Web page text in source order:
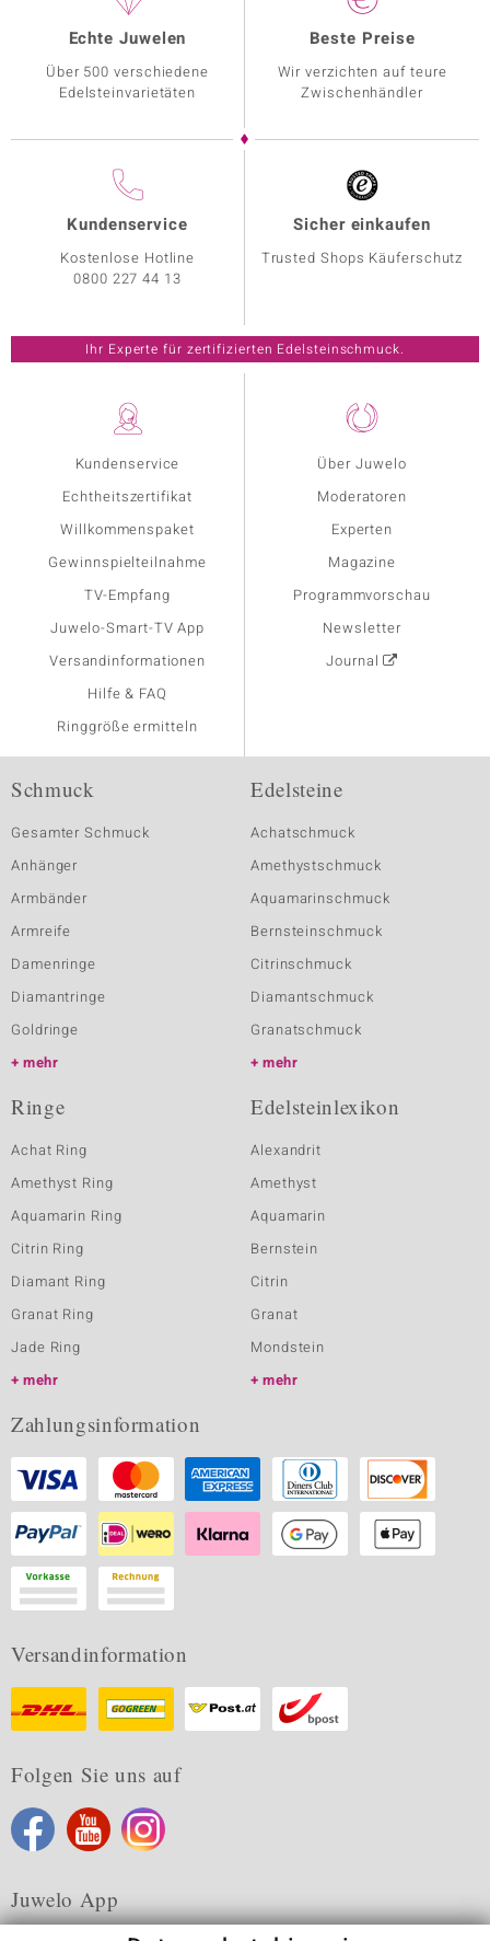
Kundenservice
Echtheitszertifikat
Willkommenspaket
Gewinnspielteilnahme
TV-Empfang
Juwelo-Smart-TV App
Versandinformationen
Hilfe & FAQ
Ringgröße ermitteln
Über Juwelo
Moderatoren
Experten
Magazine
Programmvorschau
Newsletter
Journal
Echte Juwelen
Über 500 verschiedene
Edelsteinvarietäten
Beste Preise
Wir verzichten auf teure
Zwischenhändler
Kundenservice
Kostenlose Hotline
0800 227 44 13
Sicher einkaufen
Trusted Shops Käuferschutz
Ihr Experte für zertifizierten Edelsteinschmuck.
Schmuck
Gesamter Schmuck
Anhänger
Armbänder
Armreife
Damenringe
Diamantringe
Goldringe
mehr
Edelsteine
Achatschmuck
Amethystschmuck
Aquamarinschmuck
Bernsteinschmuck
Citrinschmuck
Diamantschmuck
Granatschmuck
mehr
Ringe
Achat Ring
Amethyst Ring
Aquamarin Ring
Citrin Ring
Diamant Ring
Granat Ring
Jade Ring
mehr
Edelsteinlexikon
Alexandrit
Amethyst
Aquamarin
Bernstein
Citrin
Granat
Mondstein
mehr
Zahlungsinformation
Versandinformation
Folgen Sie uns auf
Juwelo App